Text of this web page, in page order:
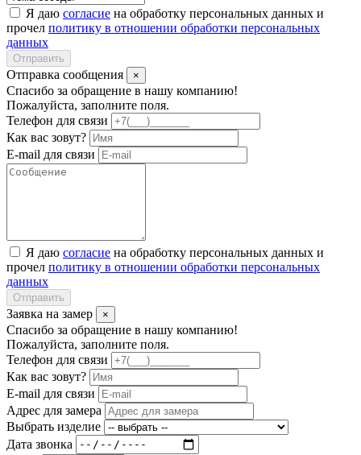
Я даю согласие на обработку персональных данных и
прочел политику в отношении обработки персональных
данных
Отправить
Отправка сообщения ×
Спасибо за обращение в нашу компанию!
Пожалуйста, заполните поля.
Телефон для связи
Как вас зовут?
E-mail для связи
Я даю согласие на обработку персональных данных и
прочел политику в отношении обработки персональных
данных
Отправить
Заявка на замер ×
Спасибо за обращение в нашу компанию!
Пожалуйста, заполните поля.
Телефон для связи
Как вас зовут?
E-mail для связи
Адрес для замера
Выбрать изделие
Дата звонка